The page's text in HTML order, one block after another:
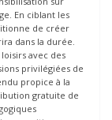
En ciblant les
de créer
dans la durée.
avec des
privilégiées de
propice à la
gratuite de